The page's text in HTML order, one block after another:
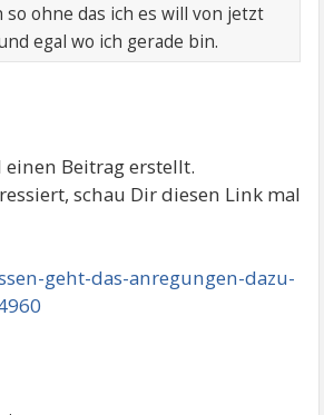
so ohne das ich es will von jetzt
egal wo ich gerade bin.
einen Beitrag erstellt.
schau Dir diesen Link mal
geht-das-anregungen-dazu-